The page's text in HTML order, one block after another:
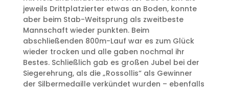
jeweils Drittplatzierter etwas an Boden, konnte
aber beim Stab-Weitsprung als zweitbeste
Mannschaft wieder punkten. Beim
abschließenden 800m-Lauf war es zum Glück
wieder trocken und alle gaben nochmal ihr
Bestes. Schließlich gab es großen Jubel bei der
Siegerehrung, als die „Rossollis“ als Gewinner
der Silbermedaille verkündet wurden – ebenfalls